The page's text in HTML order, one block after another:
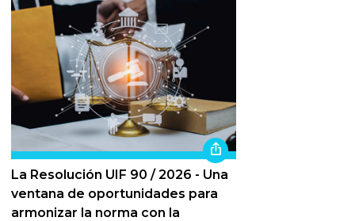
La Resolución UIF 90 / 2026 - Una
ventana de oportunidades para
armonizar la norma con la